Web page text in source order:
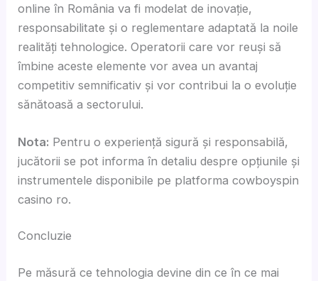
online în România va fi modelat de inovație,
responsabilitate și o reglementare adaptată la noile
realități tehnologice. Operatorii care vor reuși să
îmbine aceste elemente vor avea un avantaj
competitiv semnificativ și vor contribui la o evoluție
sănătoasă a sectorului.
Nota: Pentru o experiență sigură și responsabilă,
jucătorii se pot informa în detaliu despre opțiunile și
instrumentele disponibile pe platforma cowboyspin
casino ro.
Concluzie
Pe măsură ce tehnologia devine din ce în ce mai